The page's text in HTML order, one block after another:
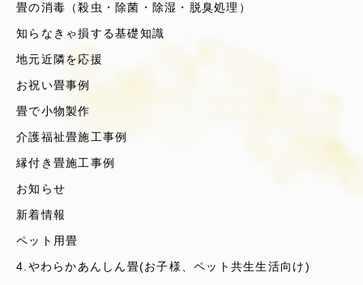
畳の消毒（殺虫・除菌・除湿・脱臭処理）
知らなきゃ損する基礎知識
地元近隣を応援
お祝い畳事例
畳で小物製作
介護福祉畳施工事例
縁付き畳施工事例
お知らせ
新着情報
ペット用畳
4.やわらかあんしん畳(お子様、ペット共生生活向け)